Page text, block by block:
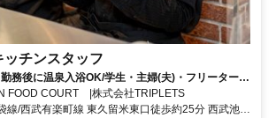
ッチンスタッフ
務後に温泉入浴OK/学生・主婦(夫)・フリーターが
FOOD COURT |株式会社TRIPLETS
線/西武有楽町線 東久留米東口徒歩約25分 西武池袋